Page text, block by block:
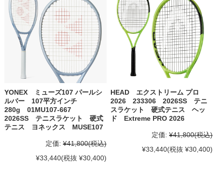
YONEX ミューズ107 パールシ
ルバー 107平方インチ
280g 01MU107-667
2026SS テニスラケット 硬式
テニス ヨネックス MUSE107
定価: ¥41,800(税込)
¥33,440(税抜 ¥30,400)
HEAD エクストリーム プロ
2026 233306 2026SS テニ
スラケット 硬式テニス ヘッ
ド Extreme PRO 2026
定価: ¥41,800(税込)
¥33,440(税抜 ¥30,400)